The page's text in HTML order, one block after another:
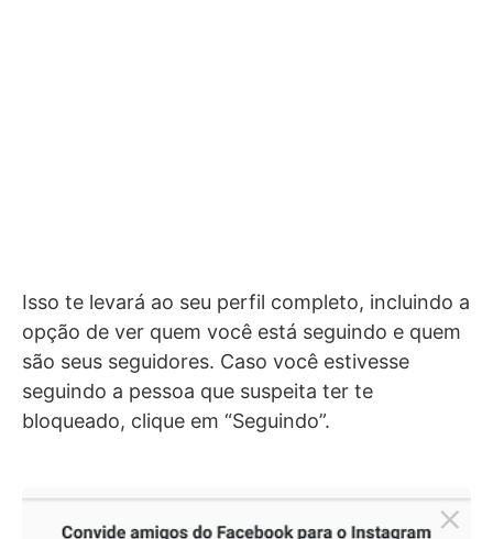
Isso te levará ao seu perfil completo, incluindo a
opção de ver quem você está seguindo e quem
são seus seguidores. Caso você estivesse
seguindo a pessoa que suspeita ter te
bloqueado, clique em “Seguindo”.